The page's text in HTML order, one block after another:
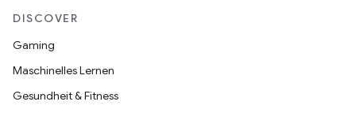
DISCOVER
Gaming
Maschinelles Lernen
Gesundheit & Fitness